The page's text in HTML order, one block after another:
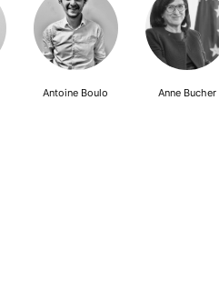
Antoine Boulo Anne Bucher